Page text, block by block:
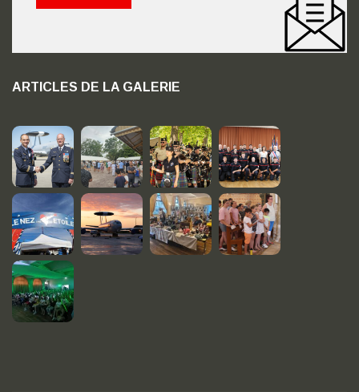
ARTICLES DE LA GALERIE